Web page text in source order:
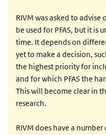
RIVM was asked to
be used for PFAS, but it is
time. It depends on
yet to make a decision,
the highest priority for
and for which PFAS the
This will become clear in
research.
RIVM does have a